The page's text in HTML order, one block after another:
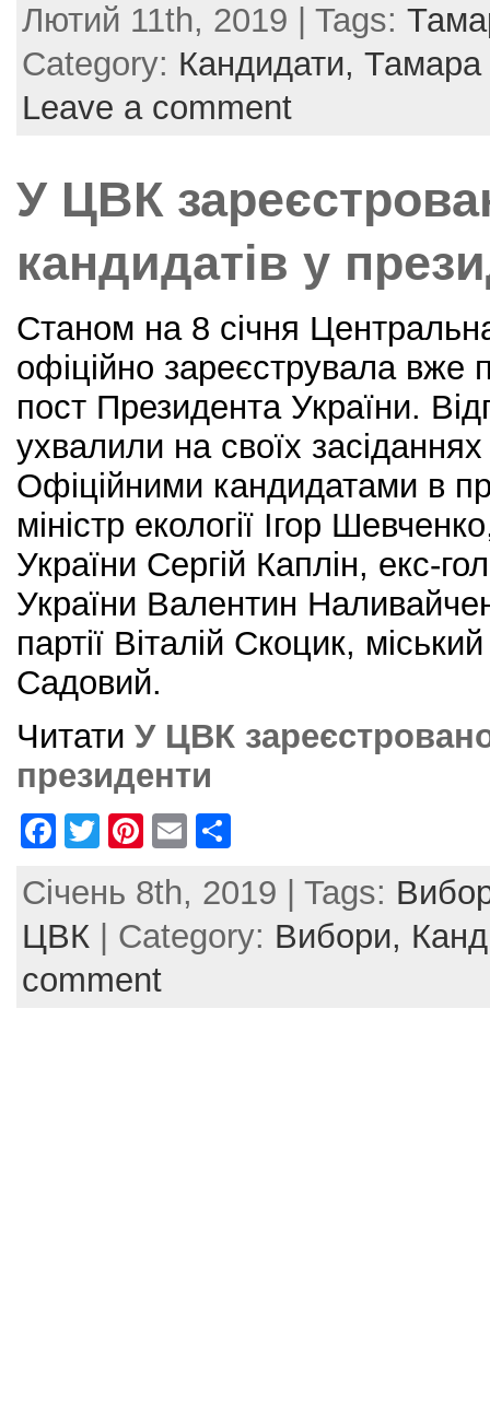
c
e
b
k
itt
er
er
e
st
ai
l
ar
e
Лютий 11th, 2019 | Tags:
Category: Кандидати,
Leave a comment
У ЦВК
кандидатів у
Станом на 8 січня
офіційно зареєструвала вже
пост Президента України.
ухвалили на своїх
Офіційними кандидатами в
міністр екології Ігор
України Сергій Каплін, екс-
України Валентин
партії Віталій Скоцик,
Садовий.
Читати У ЦВК
президенти
F
c
e
b
T
itt
er
Pi
er
e
st
E
ai
l
ar
e
Січень 8th, 2019 | Tags:
ЦВК | Category: Вибори,
comment